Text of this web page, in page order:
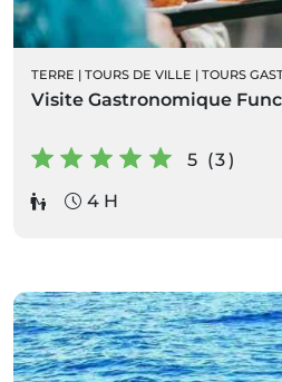
TERRE | TOURS DE VILLE | TOURS
Visite Gastronomique
5 (3)
4 H